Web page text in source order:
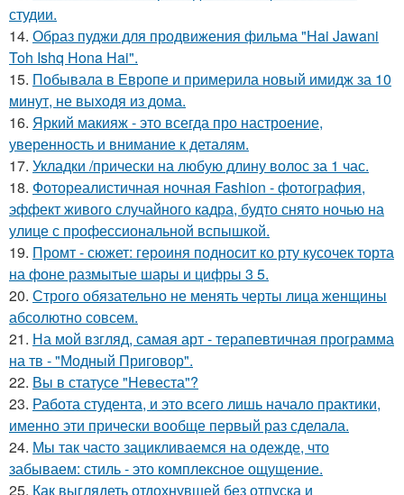
студии.
14. Образ пуджи для продвижения фильма "Hai Jawani
Toh Ishq Hona Hai".
15. Побывала в Европе и примерила новый имидж за 10
минут, не выходя из дома.
16. Яркий макияж - это всегда про настроение,
уверенность и внимание к деталям.
17. Укладки /прически на любую длину волос за 1 час.
18. Фотореалистичная ночная Fashion - фотография,
эффект живого случайного кадра, будто снято ночью на
улице с профессиональной вспышкой.
19. Промт - сюжет: героиня подносит ко рту кусочек торта
на фоне размытые шары и цифры 3 5.
20. Строго обязательно не менять черты лица женщины
абсолютно совсем.
21. На мой взгляд, самая арт - терапевтичная программа
на тв - "Модный Приговор".
22. Вы в статусе "Невеста"?
23. Работа студента, и это всего лишь начало практики,
именно эти прически вообще первый раз сделала.
24. Мы так часто зацикливаемся на одежде, что
забываем: стиль - это комплексное ощущение.
25. Как выглядеть отдохнувшей без отпуска и